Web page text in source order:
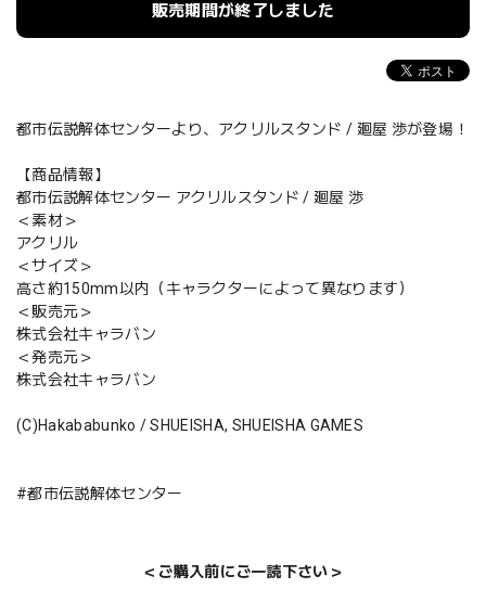
販売期間が終了しました
都市伝説解体センターより、アクリルスタンド / 廻屋 渉が登場！
【商品情報】
都市伝説解体センター アクリルスタンド / 廻屋 渉
＜素材＞
アクリル
＜サイズ＞
高さ約150mm以内（キャラクターによって異なります）
＜販売元＞
株式会社キャラバン
＜発売元＞
株式会社キャラバン
(C)Hakababunko / SHUEISHA, SHUEISHA GAMES
#都市伝説解体センター
＜ご購入前にご一読下さい＞